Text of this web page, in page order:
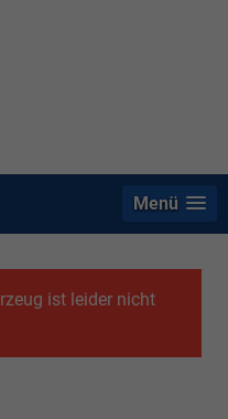
Menü
ist leider nicht